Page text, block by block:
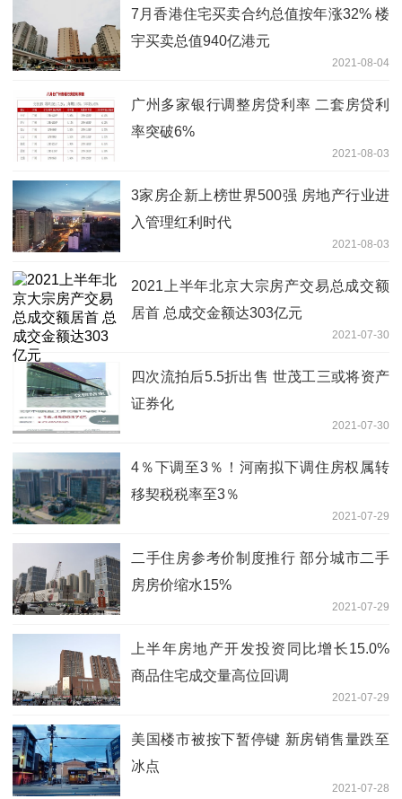
7月香港住宅买卖合约总值按年涨32% 楼
宇买卖总值940亿港元
2021-08-04
广州多家银行调整房贷利率 二套房贷利
率突破6%
2021-08-03
3家房企新上榜世界500强 房地产行业进
入管理红利时代
2021-08-03
2021上半年北京大宗房产交易总成交额
居首 总成交金额达303亿元
2021-07-30
四次流拍后5.5折出售 世茂工三或将资产
证券化
2021-07-30
4％下调至3％！河南拟下调住房权属转
移契税税率至3％
2021-07-29
二手住房参考价制度推行 部分城市二手
房房价缩水15%
2021-07-29
上半年房地产开发投资同比增长15.0%
商品住宅成交量高位回调
2021-07-29
美国楼市被按下暂停键 新房销售量跌至
冰点
2021-07-28